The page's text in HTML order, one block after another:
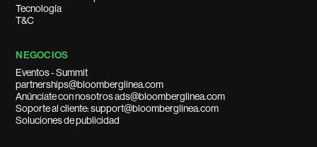
Tecnología
T&C
NEGOCIOS
Eventos - Summit
partnerships@bloomberglinea.com
Anúnciate con nosotros ads@bloomberglinea.com
Soporte al cliente: support@bloomberglinea.com
Soluciones de publicidad